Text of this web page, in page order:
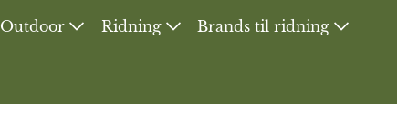
Outdoor Ridning Brands til ridning